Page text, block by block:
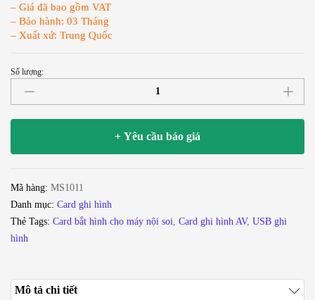
– Giá đã bao gồm VAT
– Bảo hành: 03 Tháng
– Xuất xứ: Trung Quốc
EASYCAP
đổi
USB
sang
AV
Svideo
lưu
Số lượng:
+ Yêu cầu báo giá
Mã hàng: MS1011
Danh mục: Card ghi hình
Thẻ Tags: Card bắt hình cho máy nội soi, Card ghi hình AV, USB ghi
hình
Mô tả chi tiết